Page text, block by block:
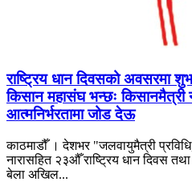
राष्ट्रिय धान दिवसको अवसरमा
किसान महासंघ भन्छः किसानमैत्री
आत्मनिर्भरतामा जोड देऊ
काठमाडौँ । देशभर "जलवायुमैत्री
नारासहित २३औँ राष्ट्रिय धान दिवस
बेला अखिल...